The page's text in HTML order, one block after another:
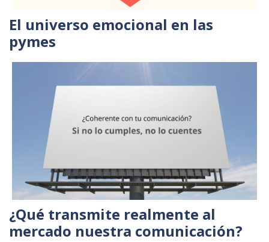
El universo emocional en las
pymes
¿Qué transmite realmente al
mercado nuestra comunicación?